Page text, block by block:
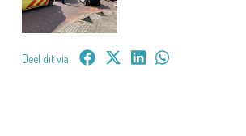
Deel dit via: